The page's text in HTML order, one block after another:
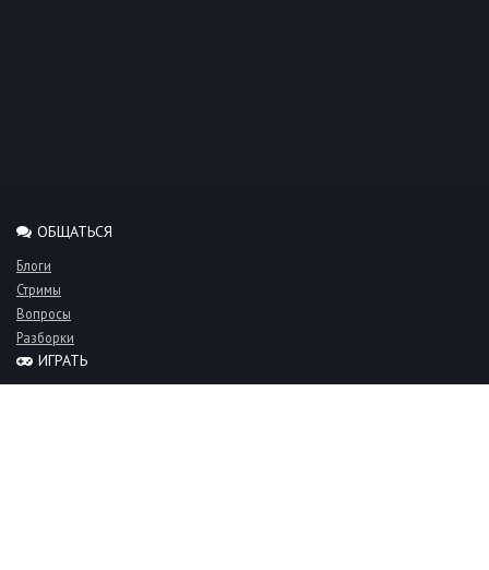
ОБЩАТЬСЯ
Блоги
Стримы
Вопросы
Разборки
ИГРАТЬ